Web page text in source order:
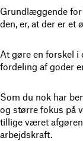
Grundlæggende
den, er, at der er et
At gøre en forskel i
fordeling af goder
Som du nok har
og større fokus på
tillige været
arbejdskraft.